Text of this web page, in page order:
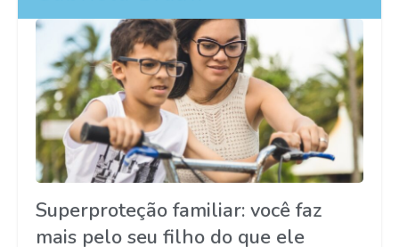
Superproteção familiar: você faz
mais pelo seu filho do que ele